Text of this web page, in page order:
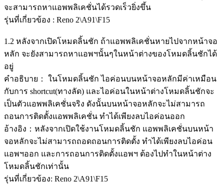
จะสามารถหาแอพพลิเคชั่นได้รวดเร็วยิ่งขึ้น
รุ่นที่เกี่ยวข้อง : Reno 2\A91\F15
1.2 หลังจากเปิดโหมดลิ้นชัก ถ้าแอพพลิเคชั่นหายไปจากหน้าจอ
หลัก จะยังสามารถหาแอพฯนั้นๆในหน้าต่างของโหมดลิ้นชักได้
อยู่
คำอธิบาย： ในโหมดลิ้นชัก ไอค่อนบนหน้าจอหลักมีค่าเหมือน
กับการ shortcut(ทางลัด) และไอค่อนในหน้าต่างโหมดลิ้นชักจะ
เป็นตัวแอพพลิเคชั่นจริง ดังนั้นบนหน้าจอหลักจะไม่สามารถ
ถอนการติดตั้งแอพพลิเคชั่น ทำได้เพียงลบไอค่อนออก
อ้างอิง：หลังจากเปิดใช้งานโหมดลิ้นชัก แอพพลิเคชั่นบนหน้า
จอหลักจะไม่สามารถถอดถอนการติดตั้ง ทำได้เพียงลบไอค่อน
แอพฯออก และการถอนการติดตั้งแอพฯ ต้องไปทำในหน้าต่าง
โหมดลิ้นชักเท่านั้น
รุ่นที่เกี่ยวข้อง: Reno 2\A91\F15